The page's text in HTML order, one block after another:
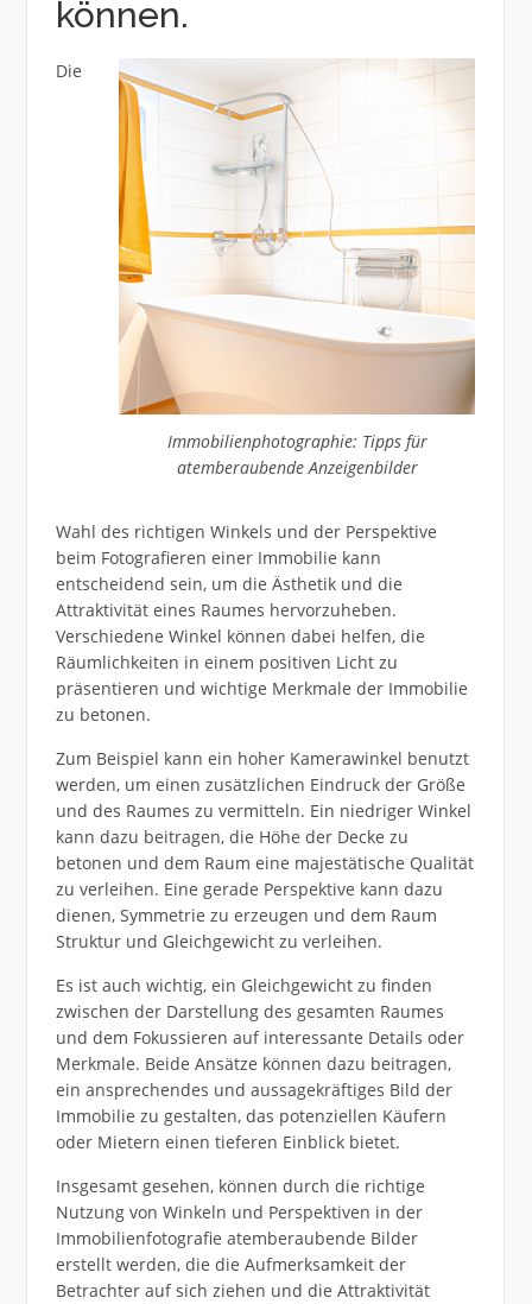
können.
Immobilienphotographie: Tipps für
atemberaubende Anzeigenbilder
Die
Wahl des richtigen Winkels und der Perspektive
beim Fotografieren einer Immobilie kann
entscheidend sein, um die Ästhetik und die
Attraktivität eines Raumes hervorzuheben.
Verschiedene Winkel können dabei helfen, die
Räumlichkeiten in einem positiven Licht zu
präsentieren und wichtige Merkmale der Immobilie
zu betonen.
Zum Beispiel kann ein hoher Kamerawinkel benutzt
werden, um einen zusätzlichen Eindruck der Größe
und des Raumes zu vermitteln. Ein niedriger Winkel
kann dazu beitragen, die Höhe der Decke zu
betonen und dem Raum eine majestätische Qualität
zu verleihen. Eine gerade Perspektive kann dazu
dienen, Symmetrie zu erzeugen und dem Raum
Struktur und Gleichgewicht zu verleihen.
Es ist auch wichtig, ein Gleichgewicht zu finden
zwischen der Darstellung des gesamten Raumes
und dem Fokussieren auf interessante Details oder
Merkmale. Beide Ansätze können dazu beitragen,
ein ansprechendes und aussagekräftiges Bild der
Immobilie zu gestalten, das potenziellen Käufern
oder Mietern einen tieferen Einblick bietet.
Insgesamt gesehen, können durch die richtige
Nutzung von Winkeln und Perspektiven in der
Immobilienfotografie atemberaubende Bilder
erstellt werden, die die Aufmerksamkeit der
Betrachter auf sich ziehen und die Attraktivität